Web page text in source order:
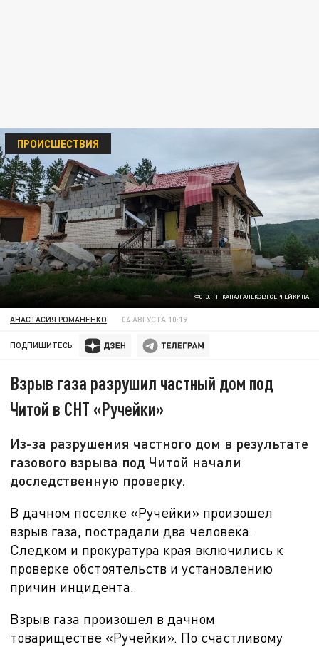
ФОТО: ТГ-КАНАЛ АЛЕКСЕЯ СЕРГЕЙКИНА
ПРОИСШЕСТВИЯ
АНАСТАСИЯ РОМАНЕНКО 04 АВГУСТА 10:19
ПОДПИШИТЕСЬ:
Взрыв газа разрушил частный дом под
Читой в СНТ «Ручейки»
Из-за разрушения частного дом в результате
газового взрыва под Читой начали
доследственную проверку.
В дачном поселке «Ручейки» произошел
взрыв газа, пострадали два человека.
Следком и прокуратура края включились к
проверке обстоятельств и установлению
причин инцидента.
Взрыв газа произошел в дачном
товариществе «Ручейки». По счастливому